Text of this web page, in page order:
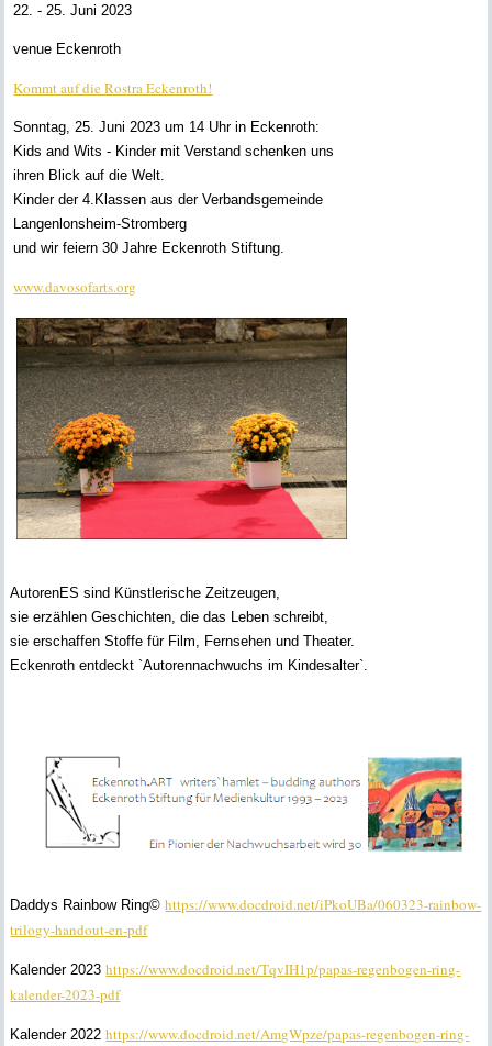
22. - 25. Juni 2023
venue Eckenroth
Kommt auf die Rostra Eckenroth!
Sonntag, 25. Juni 2023 um 14 Uhr in Eckenroth:
Kids and Wits - Kinder mit Verstand schenken uns
ihren Blick auf die Welt.
Kinder der 4.Klassen aus der Verbandsgemeinde
Langenlonsheim-Stromberg
und wir feiern 30 Jahre Eckenroth Stiftung.
www.davosofarts.org
AutorenES sind Künstlerische Zeitzeugen,
sie erzählen Geschichten, die das Leben schreibt,
sie erschaffen Stoffe für Film, Fernsehen und Theater.
Eckenroth entdeckt `Autorennachwuchs im Kindesalter`.
Daddys Rainbow Ring©https://www.docdroid.net/iPkoUBa/060323-rainbow-
trilogy-handout-en-pdf
Kalender 2023https://www.docdroid.net/TqvIH1p/papas-regenbogen-ring-
kalender-2023-pdf
Kalender 2022https://www.docdroid.net/AmgWpze/papas-regenbogen-ring-